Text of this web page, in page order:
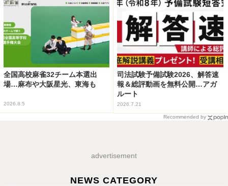
全国高校麻雀32チーム本選出
場…麻布や大阪星光、東海も
2026.8.5
司法試験予備試験2026、解答速
報＆総評動画を無料公開…アガ
ルート
2026.7.21
Recommended by
advertisement
NEWS CATEGORY